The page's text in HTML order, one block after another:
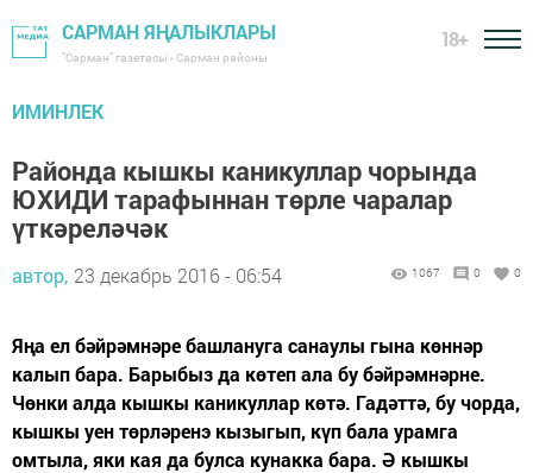
САРМАН ЯҢАЛЫКЛАРЫ
"Сарман" газетасы - Сарман районы
18+
ИМИНЛЕК
Районда кышкы каникуллар чорында
ЮХИДИ тарафыннан төрле чаралар
үткәреләчәк
автор, 23 декабрь 2016 - 06:54 1067 0 0
Яңа ел бәйрәмнәре башлануга санаулы гына көннәр
калып бара. Барыбыз да көтеп ала бу бәйрәмнәрне.
Чөнки алда кышкы каникуллар көтә. Гадәттә, бу чорда,
кышкы уен төрләренэ кызыгып, күп бала урамга
омтыла, яки кая да булса кунакка бара. Ә кышкы